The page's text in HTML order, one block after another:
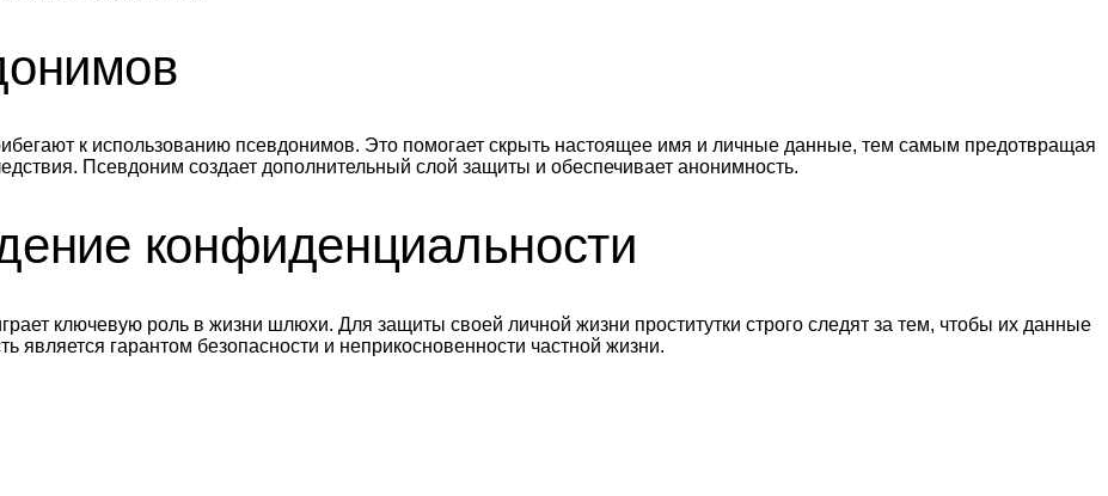
к использованию псевдонимов. Это помогает скрыть настоящее имя и личные данные, тем самым предотвращая
Псевдоним создает дополнительный слой защиты и обеспечивает анонимность.
конфиденциальности
ключевую роль в жизни шлюхи. Для защиты своей личной жизни проститутки строго следят за тем, чтобы их данные
является гарантом безопасности и неприкосновенности частной жизни.